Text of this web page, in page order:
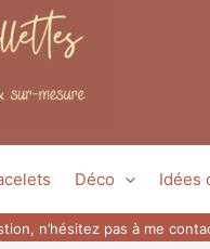
Déco Idées
n’hésitez pas à me